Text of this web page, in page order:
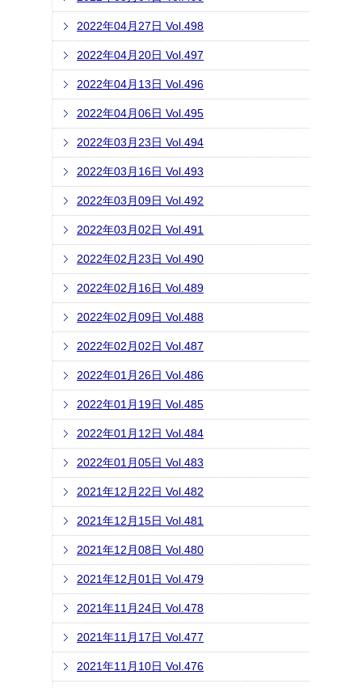
2022年04月27日 Vol.498
2022年04月20日 Vol.497
2022年04月13日 Vol.496
2022年04月06日 Vol.495
2022年03月23日 Vol.494
2022年03月16日 Vol.493
2022年03月09日 Vol.492
2022年03月02日 Vol.491
2022年02月23日 Vol.490
2022年02月16日 Vol.489
2022年02月09日 Vol.488
2022年02月02日 Vol.487
2022年01月26日 Vol.486
2022年01月19日 Vol.485
2022年01月12日 Vol.484
2022年01月05日 Vol.483
2021年12月22日 Vol.482
2021年12月15日 Vol.481
2021年12月08日 Vol.480
2021年12月01日 Vol.479
2021年11月24日 Vol.478
2021年11月17日 Vol.477
2021年11月10日 Vol.476